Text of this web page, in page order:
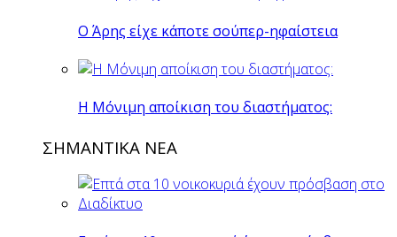
O Άρης είχε κάποτε σούπερ-ηφαίστεια
H Mόνιμη αποίκιση του διαστήματος:
ΣΗΜΑΝΤΙΚΑ ΝΕΑ